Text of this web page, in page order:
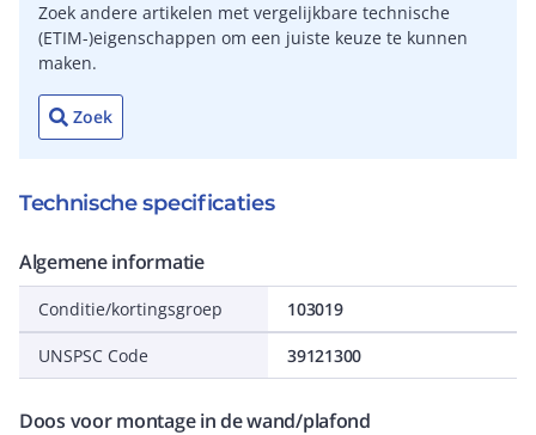
Zoek andere artikelen met vergelijkbare technische
(ETIM-)eigenschappen om een juiste keuze te kunnen
maken.
Zoek
Technische specificaties
Algemene informatie
Conditie/kortingsgroep 103019
UNSPSC Code 39121300
Doos voor montage in de wand/plafond